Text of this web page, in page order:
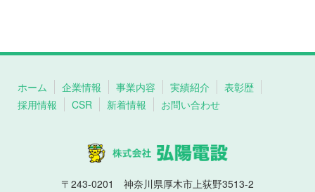
ホーム 企業情報 事業内容 実績紹介
表彰歴
採用情報
CSR 新着情報 お問い合わせ
〒243-0201 神奈川県厚木市上荻野3513-2